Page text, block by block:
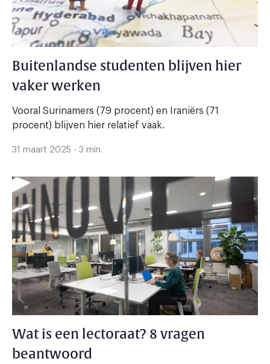
Buitenlandse studenten blijven hier
vaker werken
Vooral Surinamers (79 procent) en Iraniërs (71
procent) blijven hier relatief vaak.
31 maart 2025 - 3 min.
Wat is een lectoraat? 8 vragen
beantwoord